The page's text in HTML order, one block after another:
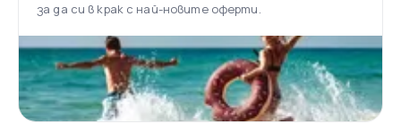
за да си в крак с най-новите оферти.